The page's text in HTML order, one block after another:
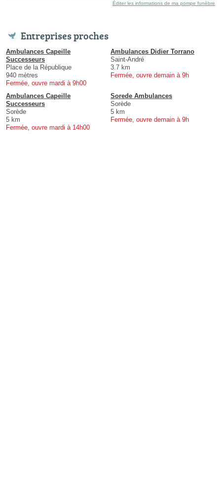
Éditer les informations de ma pompe funèbre
Entreprises proches
Ambulances Capeille
Successeurs
Place de la République
940 mètres
Fermée, ouvre mardi à 9h00
Ambulances Didier Torrano
Saint-André
3.7 km
Fermée, ouvre demain à 9h
Ambulances Capeille
Successeurs
Sorède
5 km
Fermée, ouvre mardi à 14h00
Sorede Ambulances
Sorède
5 km
Fermée, ouvre demain à 9h